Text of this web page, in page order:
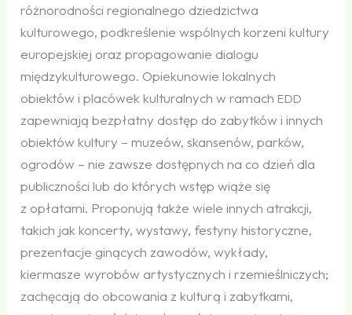
różnorodności regionalnego dziedzictwa
kulturowego, podkreślenie wspólnych korzeni kultury
europejskiej oraz propagowanie dialogu
międzykulturowego. Opiekunowie lokalnych
obiektów i placówek kulturalnych w ramach EDD
zapewniają bezpłatny dostęp do zabytków i innych
obiektów kultury – muzeów, skansenów, parków,
ogrodów – nie zawsze dostępnych na co dzień dla
publiczności lub do których wstęp wiąże się
z opłatami. Proponują także wiele innych atrakcji,
takich jak koncerty, wystawy, festyny historyczne,
prezentacje ginących zawodów, wykłady,
kiermasze wyrobów artystycznych i rzemieślniczych;
zachęcają do obcowania z kulturą i zabytkami,